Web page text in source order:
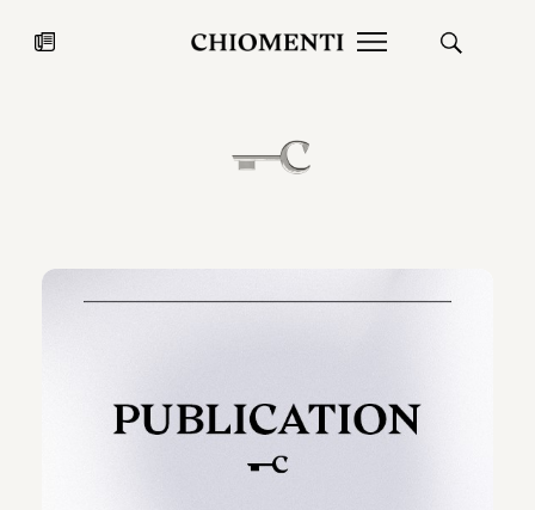
27 LUG 2026